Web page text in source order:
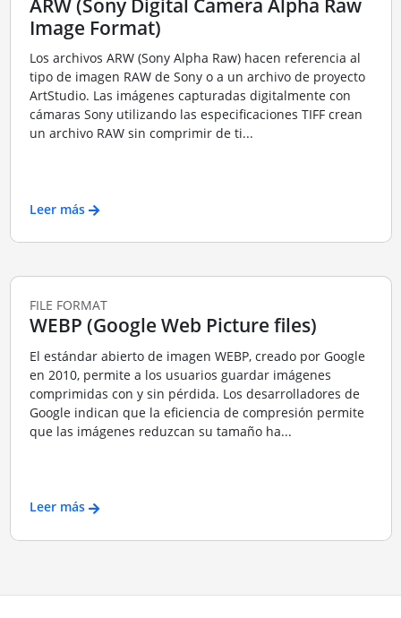
ARW (Sony Digital Camera Alpha Raw
Image Format)
Los archivos ARW (Sony Alpha Raw) hacen referencia al
tipo de imagen RAW de Sony o a un archivo de proyecto
ArtStudio. Las imágenes capturadas digitalmente con
cámaras Sony utilizando las especificaciones TIFF crean
un archivo RAW sin comprimir de ti...
Leer más
FILE FORMAT
WEBP (Google Web Picture files)
El estándar abierto de imagen WEBP, creado por Google
en 2010, permite a los usuarios guardar imágenes
comprimidas con y sin pérdida. Los desarrolladores de
Google indican que la eficiencia de compresión permite
que las imágenes reduzcan su tamaño ha...
Leer más